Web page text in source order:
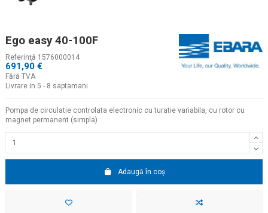
Ego easy 40-100F
Referinţă 1576000014
691,90 €
Fără TVA
Livrare in 5 - 8 saptamani
Pompa de circulatie controlata electronic cu turatie variabila, cu rotor cu
magnet permanent (simpla)
Adaugă în coș